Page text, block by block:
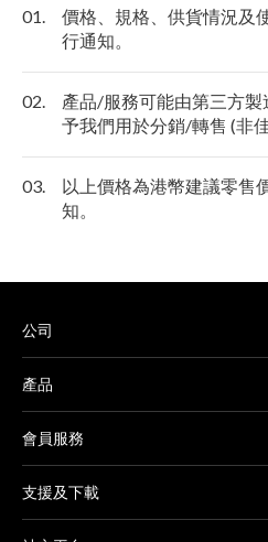
01.
價格、規格、供貨情況及
行通知。
02.
產品/服務可能由第三方
予我們用於分銷/轉售 (非
03.
以上價格為港幣建議零售
知。
公司
產品
會員服務
支援及下載